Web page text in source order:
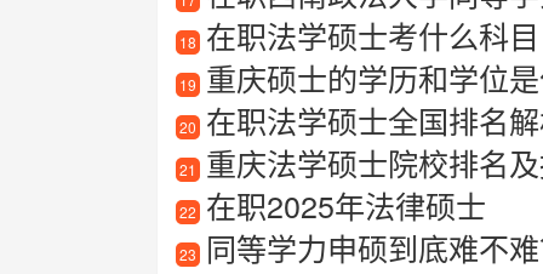
18 在职法学硕士考什么科目
19 重庆硕士的学历和学位
20 在职法学硕士全国排名
21 重庆法学硕士院校排名
22 在职2025年法律硕士
23
同等学力申硕到底难不